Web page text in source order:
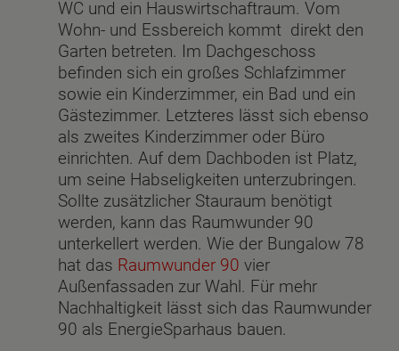
WC und ein Hauswirtschaftraum. Vom
Wohn- und Essbereich kommt direkt den
Garten betreten. Im Dachgeschoss
befinden sich ein großes Schlafzimmer
sowie ein Kinderzimmer, ein Bad und ein
Gästezimmer. Letzteres lässt sich ebenso
als zweites Kinderzimmer oder Büro
einrichten. Auf dem Dachboden ist Platz,
um seine Habseligkeiten unterzubringen.
Sollte zusätzlicher Stauraum benötigt
werden, kann das Raumwunder 90
unterkellert werden. Wie der Bungalow 78
hat das Raumwunder 90 vier
Außenfassaden zur Wahl. Für mehr
Nachhaltigkeit lässt sich das Raumwunder
90 als EnergieSparhaus bauen.